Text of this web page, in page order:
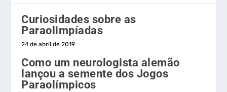
Curiosidades sobre as
Paraolimpíadas
24 de abril de 2019
Como um neurologista alemão
lançou a semente dos Jogos
Paraolímpicos